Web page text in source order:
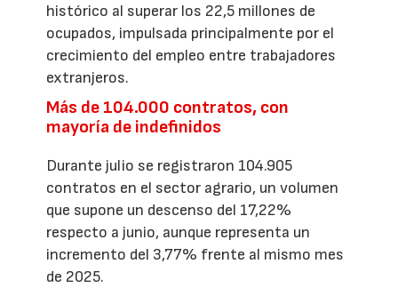
histórico al superar los 22,5 millones de
ocupados, impulsada principalmente por el
crecimiento del empleo entre trabajadores
extranjeros.
Más de 104.000 contratos, con
mayoría de indefinidos
Durante julio se registraron 104.905
contratos en el sector agrario, un volumen
que supone un descenso del 17,22%
respecto a junio, aunque representa un
incremento del 3,77% frente al mismo mes
de 2025.